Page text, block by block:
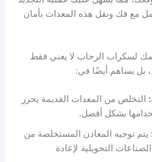
مع فك ونقل هذه المعدات بأمان
لسكراب الرحاب لا يعني فقط
بل يساهم أيضًا في:
التخلص من المعدات القديمة يحرر
بشكل أفضل.
يتم توجيه المعادن المستخلصة من
التحويلية لإعادة